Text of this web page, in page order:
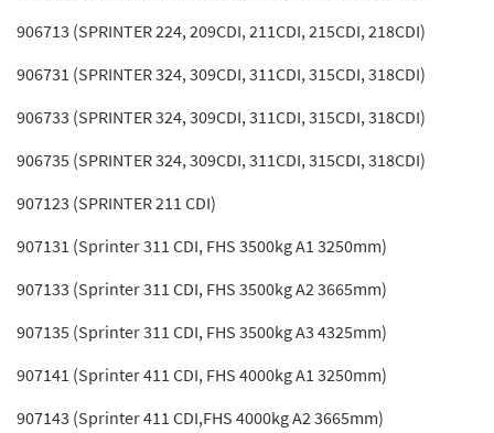
906713 (SPRINTER 224, 209CDI, 211CDI, 215CDI, 218CDI)
906731 (SPRINTER 324, 309CDI, 311CDI, 315CDI, 318CDI)
906733 (SPRINTER 324, 309CDI, 311CDI, 315CDI, 318CDI)
906735 (SPRINTER 324, 309CDI, 311CDI, 315CDI, 318CDI)
907123 (SPRINTER 211 CDI)
907131 (Sprinter 311 CDI, FHS 3500kg A1 3250mm)
907133 (Sprinter 311 CDI, FHS 3500kg A2 3665mm)
907135 (Sprinter 311 CDI, FHS 3500kg A3 4325mm)
907141 (Sprinter 411 CDI, FHS 4000kg A1 3250mm)
907143 (Sprinter 411 CDI,FHS 4000kg A2 3665mm)